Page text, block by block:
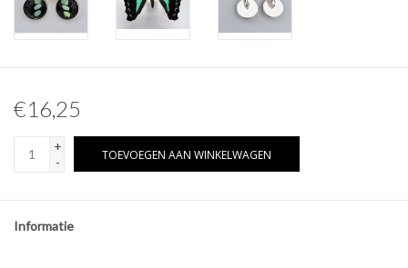
Pokémon
€16,25
+
-
TOEVOEGEN AAN WINKELWAGEN
Informatie